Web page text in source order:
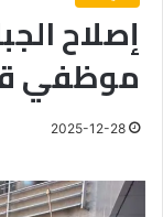
إصلاح
موظفي
2025-12-28